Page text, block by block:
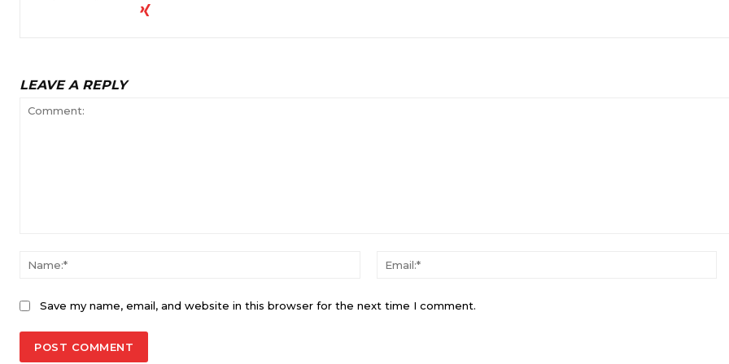
LEAVE A REPLY
Name:*
Save my name, email, and website in this browser for the next time I comment.